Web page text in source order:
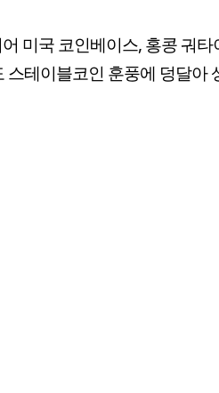
미국 코인베이스, 홍콩 궈타
테이블코인 훈풍에 덩달아